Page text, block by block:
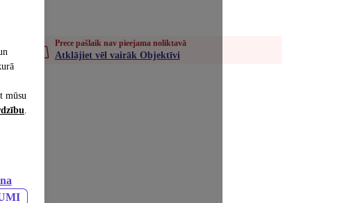
mūsu
.
Prece pašlaik nav pieejama noliktavā
Atklājiet vēl vairāk Objektīvi